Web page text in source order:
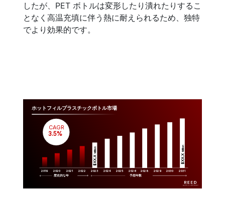
したが、PET ボトルは変形したり潰れたりするこ
となく高温充填に伴う熱に耐えられるため、独特
でより効果的です。
ホットフィルプラスチックボトル市場
2019 2020 2021 2022 2023 2024 2025 2026 2028 2029 2030 2031
$XX.X
Million
$XX.X
Million
CAGR
3.5%
歴史的な年 予想年数